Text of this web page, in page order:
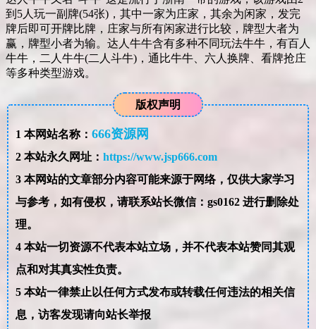
到5人玩一副牌(54张)，其中一家为庄家，其余为闲家，发完
牌后即可开牌比牌，庄家与所有闲家进行比较，牌型大者为
赢，牌型小者为输。达人牛牛含有多种不同玩法牛牛，有百人
牛牛，二人牛牛(二人斗牛)，通比牛牛、六人换牌、看牌抢庄
等多种类型游戏。
版权声明
1 本网站名称： 666资源网
2本站永久网址： https://www.jsp666.com
3本网站的文章部分内容可能来源于网络，仅供大家学习
与参考，如有侵权，请联系站长微信：gs0162 进行删除处
理。
4本站一切资源不代表本站立场，并不代表本站赞同其观
点和对其真实性负责。
5本站一律禁止以任何方式发布或转载任何违法的相关信
息，访客发现请向站长举报